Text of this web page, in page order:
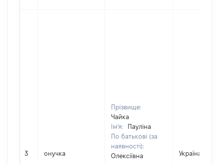
3 онучка
Прізвище:
Чайка
Ім'я:
Пауліна
По батькові (за
наявності):
Олексіївна
Україна